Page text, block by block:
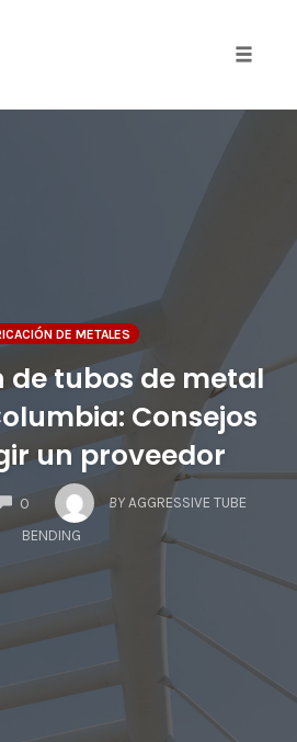
DE METALES
de tubos de metal
Consejos
un proveedor
0
COMMENTS
BY AGGRESSIVE TUBE
BENDING